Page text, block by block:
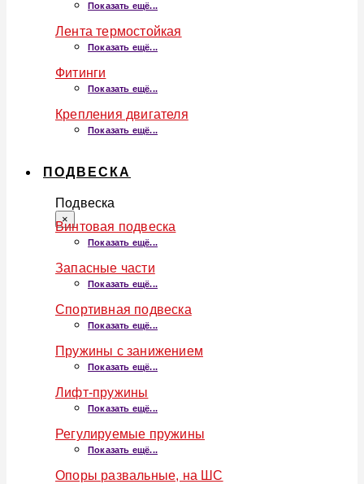
Показать ещё...
Лента термостойкая
Показать ещё...
Фитинги
Показать ещё...
Крепления двигателя
Показать ещё...
ПОДВЕСКА
Подвеска
×
Винтовая подвеска
Показать ещё...
Запасные части
Показать ещё...
Спортивная подвеска
Показать ещё...
Пружины с занижением
Показать ещё...
Лифт-пружины
Показать ещё...
Регулируемые пружины
Показать ещё...
Опоры развальные, на ШС